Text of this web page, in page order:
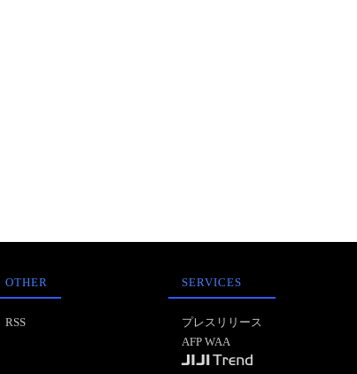
OTHER
RSS
SERVICES
プレスリリース
AFP WAA